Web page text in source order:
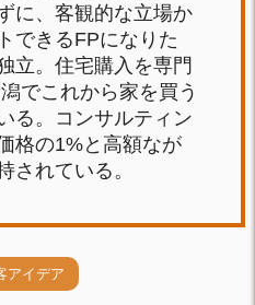
に、客観的な立場か
できるFPになりた
立。住宅購入を専門
でこれから家を買う
る。コンサルティン
格の1%と高額なが
されている。
アイデア